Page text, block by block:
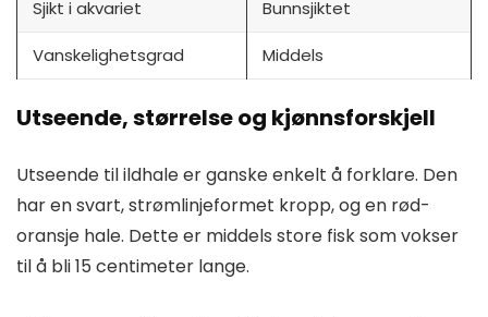
Sjikt i akvariet Bunnsjiktet
Vanskelighetsgrad Middels
Utseende, størrelse og kjønnsforskjell
Utseende til ildhale er ganske enkelt å forklare. Den
har en svart, strømlinjeformet kropp, og en rød-
oransje hale. Dette er middels store fisk som vokser
til å bli 15 centimeter lange.